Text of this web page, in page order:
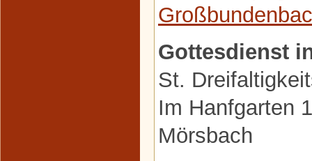
Gottesdienst
St.
Im Hanfgarten 1
Mörsbach